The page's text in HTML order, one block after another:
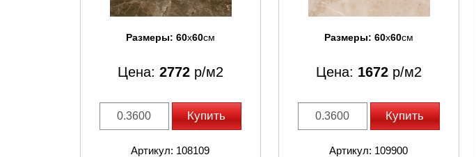
Размеры: 60x60см
Цена: 2772р/м2
Купить
Артикул: 108109
Размеры: 60x60см
Цена: 1672р/м2
Купить
Артикул: 109900